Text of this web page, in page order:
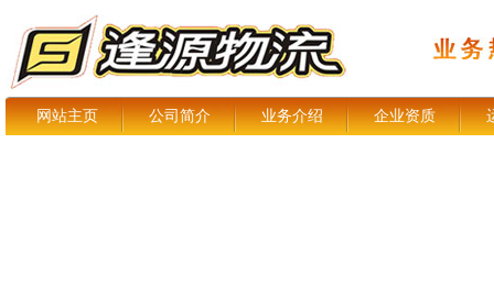
网站主页 公司简介 业务介绍 企业资质